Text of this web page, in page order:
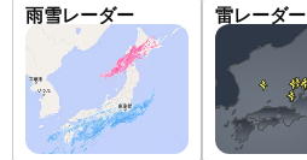
雨雪レーダー 雷レーダー